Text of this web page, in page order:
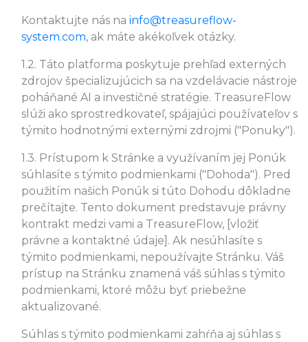
Kontaktujte nás na info@treasureflow-
system.com, ak máte akékoľvek otázky.
1.2. Táto platforma poskytuje prehľad externých
zdrojov špecializujúcich sa na vzdelávacie nástroje
poháňané AI a investičné stratégie. TreasureFlow
slúži ako sprostredkovateľ, spájajúci používateľov s
týmito hodnotnými externými zdrojmi ("Ponuky").
1.3. Prístupom k Stránke a využívaním jej Ponúk
súhlasíte s týmito podmienkami ("Dohoda"). Pred
použitím našich Ponúk si túto Dohodu dôkladne
prečítajte. Tento dokument predstavuje právny
kontrakt medzi vami a TreasureFlow, [vložiť
právne a kontaktné údaje]. Ak nesúhlasíte s
týmito podmienkami, nepoužívajte Stránku. Váš
prístup na Stránku znamená váš súhlas s týmito
podmienkami, ktoré môžu byť priebežne
aktualizované.
Súhlas s týmito podmienkami zahŕňa aj súhlas s